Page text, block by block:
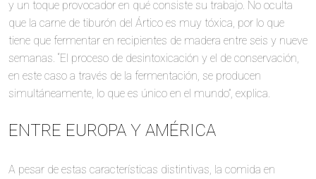
y un toque provocador en qué consiste su trabajo. No oculta
que la carne de tiburón del Ártico es muy tóxica, por lo que
tiene que fermentar en recipientes de madera entre seis y nueve
semanas. “El proceso de desintoxicación y el de conservación,
en este caso a través de la fermentación, se producen
simultáneamente, lo que es único en el mundo”, explica.
ENTRE EUROPA Y AMÉRICA
A pesar de estas características distintivas, la comida en